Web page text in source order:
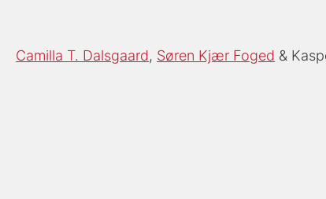
Camilla T. Dalsgaard Søren Kjær Foged